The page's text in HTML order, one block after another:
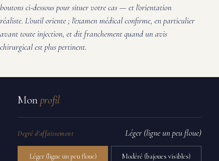
boutons ci-dessous pour situer votre cas — et l'orientation
réaliste. L'outil oriente ; l'examen médical confirme, en particulier
avant toute injection, et dit franchement quand un avis
chirurgical est plus pertinent.
Mon profil
Degré d'affaissement Léger (ligne un peu floue)
Léger (ligne un peu floue) Modéré (bajoues visibles)